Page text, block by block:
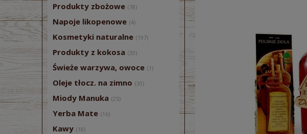
Produkty zbożowe (78)
Napoje likopenowe (4)
Kosmetyki naturalne (197)
Produkty z kokosa (30)
Świeże warzywa, owoce (1)
Oleje tłocz. na zimno (30)
Miody Manuka (25)
Yerba Mate (16)
Kawy (18)